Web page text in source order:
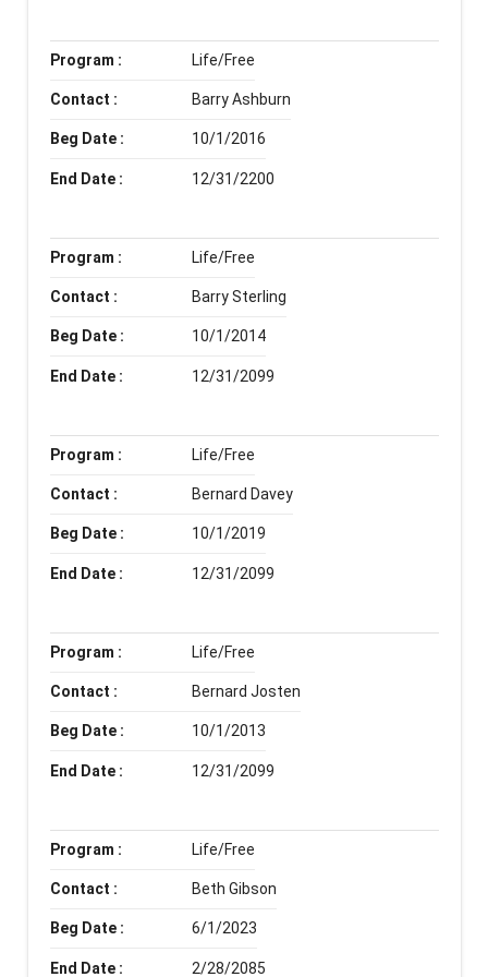
Program : Life/Free
Contact : Barry Ashburn
Beg Date : 10/1/2016
End Date : 12/31/2200
Program : Life/Free
Contact : Barry Sterling
Beg Date : 10/1/2014
End Date : 12/31/2099
Program : Life/Free
Contact : Bernard Davey
Beg Date : 10/1/2019
End Date : 12/31/2099
Program : Life/Free
Contact : Bernard Josten
Beg Date : 10/1/2013
End Date : 12/31/2099
Program : Life/Free
Contact : Beth Gibson
Beg Date : 6/1/2023
End Date : 2/28/2085